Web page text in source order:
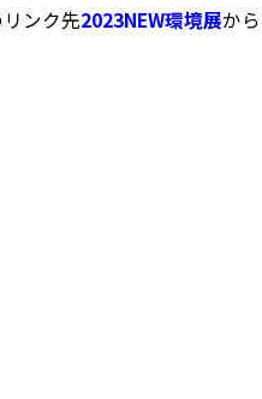
ンク先2023NEW環境展か